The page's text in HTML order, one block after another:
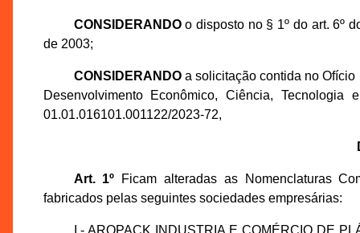
CONSIDERANDOo disposto no § 1º do art. 6º
de 2003;
CONSIDERANDOa solicitação contida no Ofício
Desenvolvimento Econômico, Ciência,
01.01.016101.001122/2023-72,
Art. 1º Ficam alteradas as Nomenclaturas
fabricados pelas seguintes sociedades empresárias:
I - AROPACK INDUSTRIA E COMÉRCIO DE